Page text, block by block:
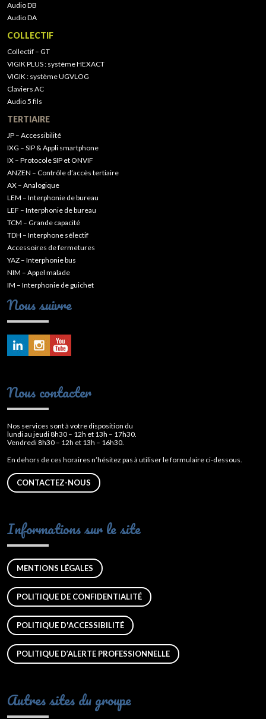
Audio DB
Audio DA
COLLECTIF
Collectif – GT
VIGIK PLUS : système HEXACT
VIGIK : système UGVLOG
Claviers AC
Audio 5 fils
TERTIAIRE
JP – Accessibilité
IXG – SIP & Appli smartphone
IX – Protocole SIP et ONVIF
ANZEN – Contrôle d’accès tertiaire
AX – Analogique
LEM – Interphonie de bureau
LEF – Interphonie de bureau
TCM – Grande capacité
TDH – Interphone sélectif
Accessoires de fermetures
YAZ – Interphonie bus
NIM – Appel malade
IM – Interphonie de guichet
Nous suivre
Nous contacter
Nos services sont à votre disposition du
lundi au jeudi 8h30 – 12h et 13h – 17h30.
Vendredi 8h30 – 12h et 13h – 16h30.
En dehors de ces horaires n’hésitez pas à utiliser le formulaire ci-dessous.
CONTACTEZ-NOUS
Informations sur le site
MENTIONS LÉGALES
POLITIQUE DE CONFIDENTIALITÉ
POLITIQUE D'ACCESSIBILITÉ
POLITIQUE D’ALERTE PROFESSIONNELLE
Autres sites du groupe